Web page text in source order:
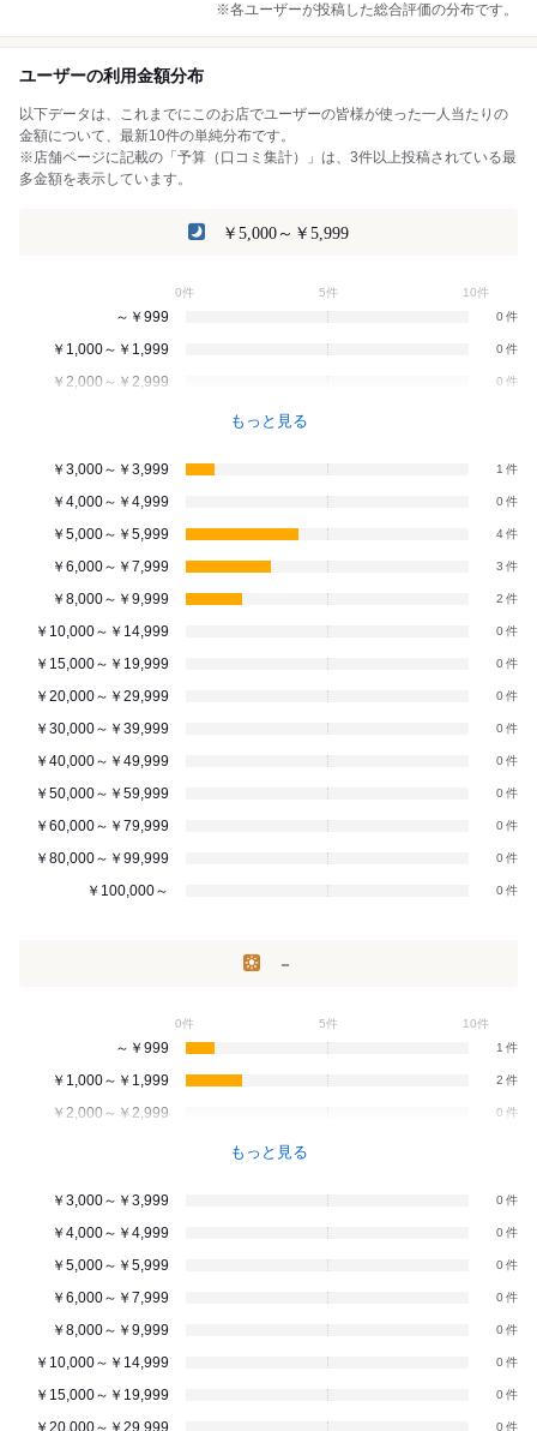
※各ユーザーが投稿した総合評価の分布です。
ユーザーの利用金額分布
以下データは、これまでにこのお店でユーザーの皆様が使った一人当たりの
金額について、最新10件の単純分布です。
※店舗ページに記載の「予算（口コミ集計）」は、3件以上投稿されている最
多金額を表示しています。
￥5,000～￥5,999
0件 5件 10件
～￥999 0
￥1,000～￥1,999 0
￥2,000～￥2,999 0
もっと見る
￥3,000～￥3,999 1
￥4,000～￥4,999 0
￥5,000～￥5,999 4
￥6,000～￥7,999 3
￥8,000～￥9,999 2
￥10,000～￥14,999 0
￥15,000～￥19,999 0
￥20,000～￥29,999 0
￥30,000～￥39,999 0
￥40,000～￥49,999 0
￥50,000～￥59,999 0
￥60,000～￥79,999 0
￥80,000～￥99,999 0
￥100,000～ 0
－
0件 5件 10件
～￥999 1
￥1,000～￥1,999 2
￥2,000～￥2,999 0
もっと見る
￥3,000～￥3,999 0
￥4,000～￥4,999 0
￥5,000～￥5,999 0
￥6,000～￥7,999 0
￥8,000～￥9,999 0
￥10,000～￥14,999 0
￥15,000～￥19,999 0
￥20,000～￥29,999 0